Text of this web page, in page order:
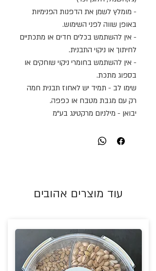
- מומלץ לשמן את הדפנות הפנימיות
באופן שווה לפני השימוש.
- אין להשתמש בכלים חדים או מתכתיים
לחיתוך או ניקוי התבנית.
- אין להשתמש בחומרי ניקוי שוחקים או
בספוג מתכת.
שימו לב - תמיד יש לאחוז תבנית חמה
רק עם מגבת מטבח או כפפה.
יבואן - מילניום מרקטינג בע"מ
עוד מוצרים אהובים